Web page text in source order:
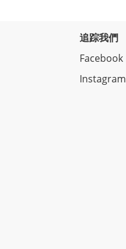
追踪我們
Facebook
Instagram